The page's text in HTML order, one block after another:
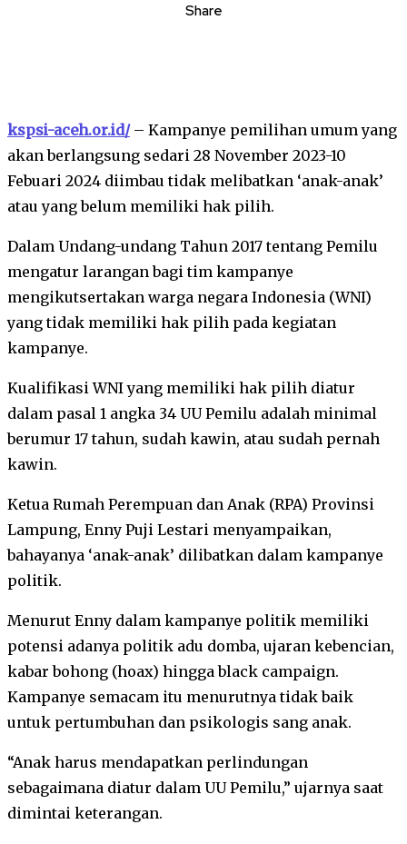
Share
kspsi-aceh.or.id/– Kampanye pemilihan umum yang
akan berlangsung sedari 28 November 2023-10
Febuari 2024 diimbau tidak melibatkan ‘anak-anak’
atau yang belum memiliki hak pilih.
Dalam Undang-undang Tahun 2017 tentang Pemilu
mengatur larangan bagi tim kampanye
mengikutsertakan warga negara Indonesia (WNI)
yang tidak memiliki hak pilih pada kegiatan
kampanye.
Kualifikasi WNI yang memiliki hak pilih diatur
dalam pasal 1 angka 34 UU Pemilu adalah minimal
berumur 17 tahun, sudah kawin, atau sudah pernah
kawin.
Ketua Rumah Perempuan dan Anak (RPA) Provinsi
Lampung, Enny Puji Lestari menyampaikan,
bahayanya ‘anak-anak’ dilibatkan dalam kampanye
politik.
Menurut Enny dalam kampanye politik memiliki
potensi adanya politik adu domba, ujaran kebencian,
kabar bohong (hoax) hingga black campaign.
Kampanye semacam itu menurutnya tidak baik
untuk pertumbuhan dan psikologis sang anak.
“Anak harus mendapatkan perlindungan
sebagaimana diatur dalam UU Pemilu,” ujarnya saat
dimintai keterangan.